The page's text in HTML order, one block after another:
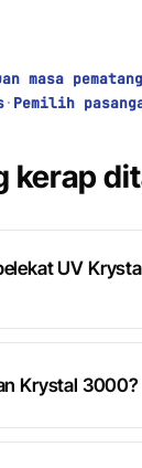
masa
· Pemilih
kerap
UV
Krystal 3000?